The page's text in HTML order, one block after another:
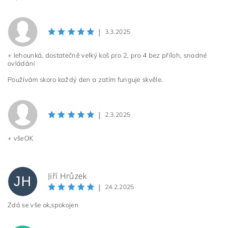
| 3.3.2025
+ lehounká, dostatečně velký koš pro 2, pro 4 bez příloh, snadné
ovládání
Používám skoro každý den a zatím funguje skvěle.
| 2.3.2025
+ všeOK
JH Jiří Hrůzek
| 24.2.2025
Zdá se vše ok,spokojen